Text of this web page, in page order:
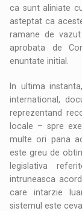
ca sunt aliniate
asteptat ca
ramane de
aprobata de
enuntate initial.
In ultima
international,
reprezentand
locale – spre
multe ori pana
este greu de
legislativa
intruneasca
care intarzie
sistemul este